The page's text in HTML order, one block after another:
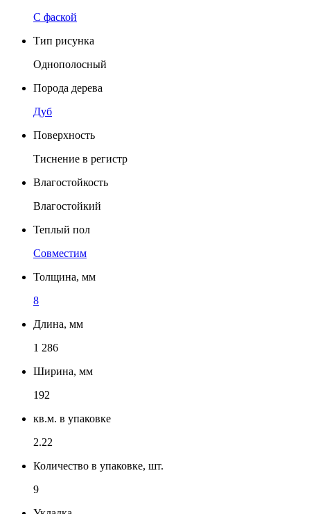
C фаской
Тип рисунка
Однополосный
Порода дерева
Дуб
Поверхность
Тиснение в регистр
Влагостойкость
Влагостойкий
Теплый пол
Совместим
Толщина, мм
8
Длина, мм
1 286
Ширина, мм
192
кв.м. в упаковке
2.22
Количество в упаковке, шт.
9